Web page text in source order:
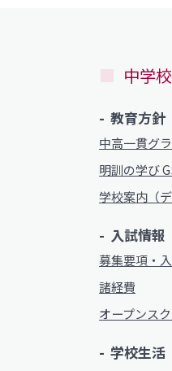
中学校
教育方針
中高一貫グ
明訓の学び
学校案内（
入試情報
募集要項・
諸経費
オープンス
学校生活